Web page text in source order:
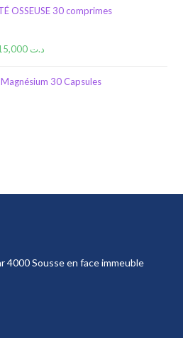
OSSEUSE 30 comprimes
د.ت
30 Capsules
4000 Sousse en face immeuble